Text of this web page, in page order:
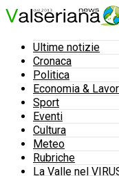
Ultime notizie
Cronaca
Politica
Economia &
Sport
Eventi
Cultura
Meteo
Rubriche
La Valle nel